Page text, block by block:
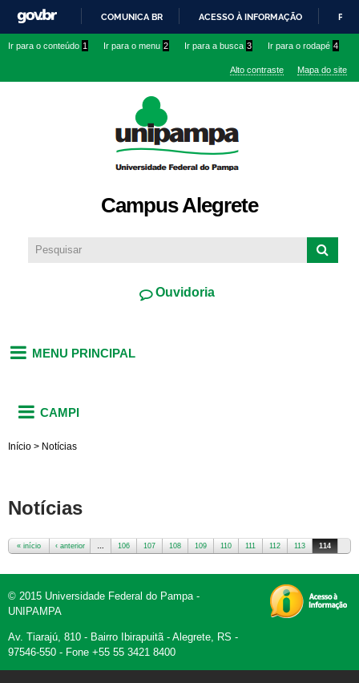
conteúdo
IR
O
COMUNICA BR ACESSO À INFORMAÇÃO
Ir para o conteúdo 1 Ir para o menu 2 Ir para a busca 3 Ir para o rodapé 4
Alto contraste Mapa do site
Campus Alegrete
Ouvidoria
MENU PRINCIPAL
CAMPI
Início > Notícias
Notícias
« início ‹ anterior … 106 107 108 109 110 111 112 113 114
© 2015 Universidade Federal do Pampa -
UNIPAMPA
Av. Tiarajú, 810 - Bairro Ibirapuitã - Alegrete, RS -
97546-550 - Fone +55 55 3421 8400